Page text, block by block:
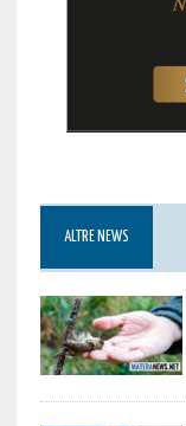
ALTRE NEWS